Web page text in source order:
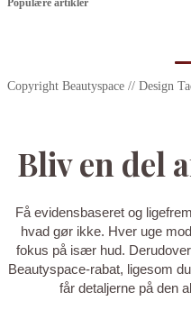
Populære artikler
Copyright Beautyspace // Design
Bliv en del
Få evidensbaseret og
hvad gør ikke. Hver uge
fokus på især hud.
Beautyspace-rabat, ligesom
får detaljerne på den